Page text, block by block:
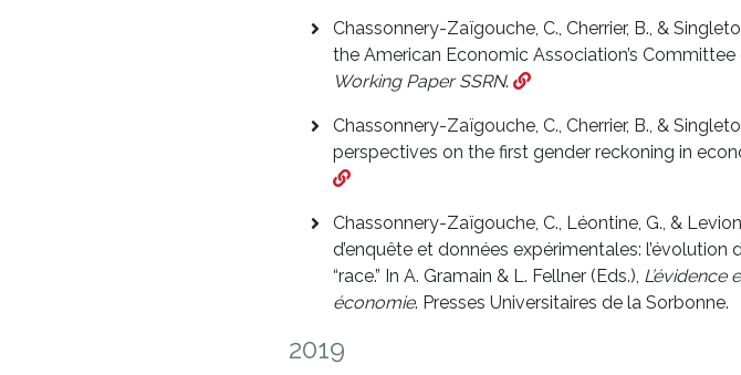
Chassonnery-Zaïgouche, C., Cherrier, B., &
the American Economic Association’s
Working Paper SSRN.
Chassonnery-Zaïgouche, C., Cherrier, B., &
perspectives on the first gender reckoning in
Chassonnery-Zaïgouche, C., Léontine, G., &
d’enquête et données expérimentales:
“race.” In A. Gramain & L. Fellner (Eds.), L’évidence
économie. Presses Universitaires de la Sorbonne.
2019